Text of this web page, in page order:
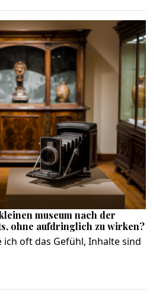
museum nach der
ohne aufdringlich zu wirken?
oft das Gefühl, Inhalte sind